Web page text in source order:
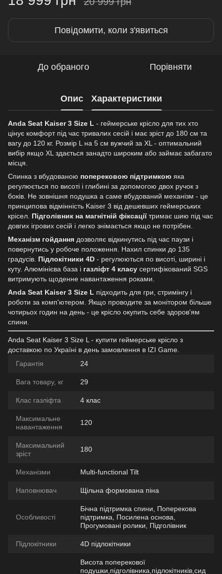
Повідомити, коли з'явиться
До обраного Порівняти
Опис Характеристики
Anda Seat Kaiser 3 Size L - геймерське крісло для тих хто
цінує комфорт під час тривалих сесій і має зріст до 180 см та
вагу до 120 кг. Розмір L на 5 см вужчий за XL - оптимальний
вибір якщо XL здається занадто широким або займає забагато
місця.
Спинка з вбудованою поперековою підтримкою яка
регулюється по висоті і глибині за допомогою двох ручок з
боків. Не зовнішня подушка а саме вбудований механізм - це
принципова відмінність Kaiser 3 від дешевших геймерських
крісел. Підголівник на магнітній фіксаціїтримає шию під час
довгих ігрових сесій і легко знімається якщо не потрібен.
Механізм гойдання дозволяє відкинутись під час паузи і
повернутись у робоче положення. Нахил спинки до 135
градусів. Підлокітники 4D - регулюються по висоті, ширині і
куту. Алюмінієва база і газліфт 4 класу сертифікований SGS
витримують щоденне навантаження роками.
Anda Seat Kaiser 3 Size L підходить для гри, стримінгу і
роботи за комп'ютером. Якщо проводите за монітором більше
чотирьох годин на день - це крісло окупить себе здоров'ям
спини.
Anda Seat Kaiser 3 Size L - купити геймерське крісло з
доставкою по Україні в день замовлення в IZI Game.
Гарантія
24
Вага товару, кг 29
Клас газліфта 4 клас
Максимальне
навантаження
120
Максимальний
зріст
180
Механізми Multi-functional Tilt
Наповнювач Щільна формована піна
Особливості
Бічна підтримка спини, Поперекова
підтримка, Посилена основа,
Прогумовані ролики, Підголівник
Підлокітники 4D підлокітники
Висота поперекової
подушки,підголівника,підлокітників,сид